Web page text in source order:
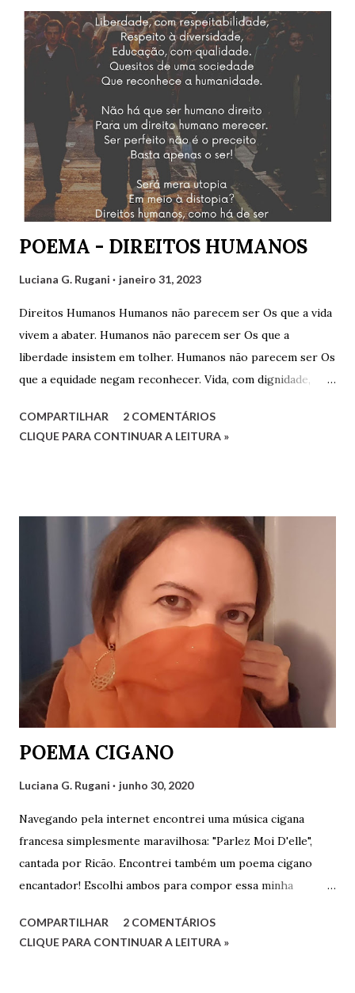
Catarina, em razão de um compromisso de última hora, não
pôde participar. Mas contamos também com as convidadas
Mirtzi Lima Ribeiro e Valéria Kataki e com os convidados
Hairon Herbert, Julimar Silva, Ricardo Vianna Hoffmann e
Tarciso Martins. Agradeço a Gilvaldo Quinzeiro pelo
convite e pela oportunidade de participar de um encontro
tão engrandecedor, oportunidade que temos para aprender
muito sobre variados assuntos. Cliquem abaixo para
assistir: Luciana G. Rugani
POEMA - DIREITOS HUMANOS
Luciana G. Rugani janeiro 31, 2023
Direitos Humanos Humanos não parecem ser Os que a vida
vivem a abater. Humanos não parecem ser Os que a
liberdade insistem em tolher. Humanos não parecem ser Os
que a equidade negam reconhecer. Vida, com dignidade,
Educação, com qualidade. Quesitos de uma sociedade Que
reconhece a humanidade. Não há que ser humano direito
desumano que humano ser? Luciana G. Rugani 2/9/2022
COMPARTILHAR
2 COMENTÁRIOS
CLIQUE PARA CONTINUAR A LEITURA »
POEMA CIGANO
Luciana G. Rugani junho 30, 2020
Navegando pela internet encontrei uma música cigana
francesa simplesmente maravilhosa: "Parlez Moi D'elle",
cantada por Ricão. Encontrei também um poema cigano
encantador! Escolhi ambos para compor essa minha
cigano. Abaixo da foto segue o vídeo com a música e o
poema logo abaixo. Assistam ao vídeo e leiam o poema. São
COMPARTILHAR
2 COMENTÁRIOS
CLIQUE PARA CONTINUAR A LEITURA »